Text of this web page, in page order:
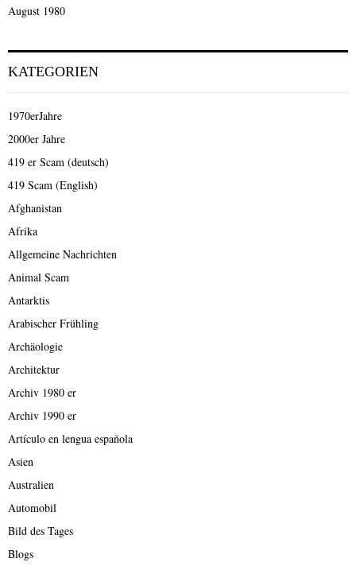
August 1980
KATEGORIEN
1970erJahre
2000er Jahre
419 er Scam (deutsch)
419 Scam (English)
Afghanistan
Afrika
Allgemeine Nachrichten
Animal Scam
Antarktis
Arabischer Frühling
Archäologie
Architektur
Archiv 1980 er
Archiv 1990 er
Artículo en lengua española
Asien
Australien
Automobil
Bild des Tages
Blogs